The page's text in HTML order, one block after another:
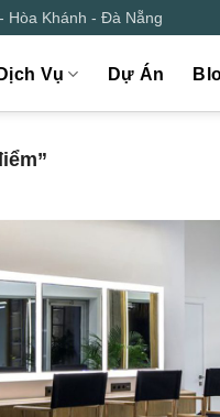
Hòa Khánh - Đà Nẵng
Dịch Vụ Dự Án